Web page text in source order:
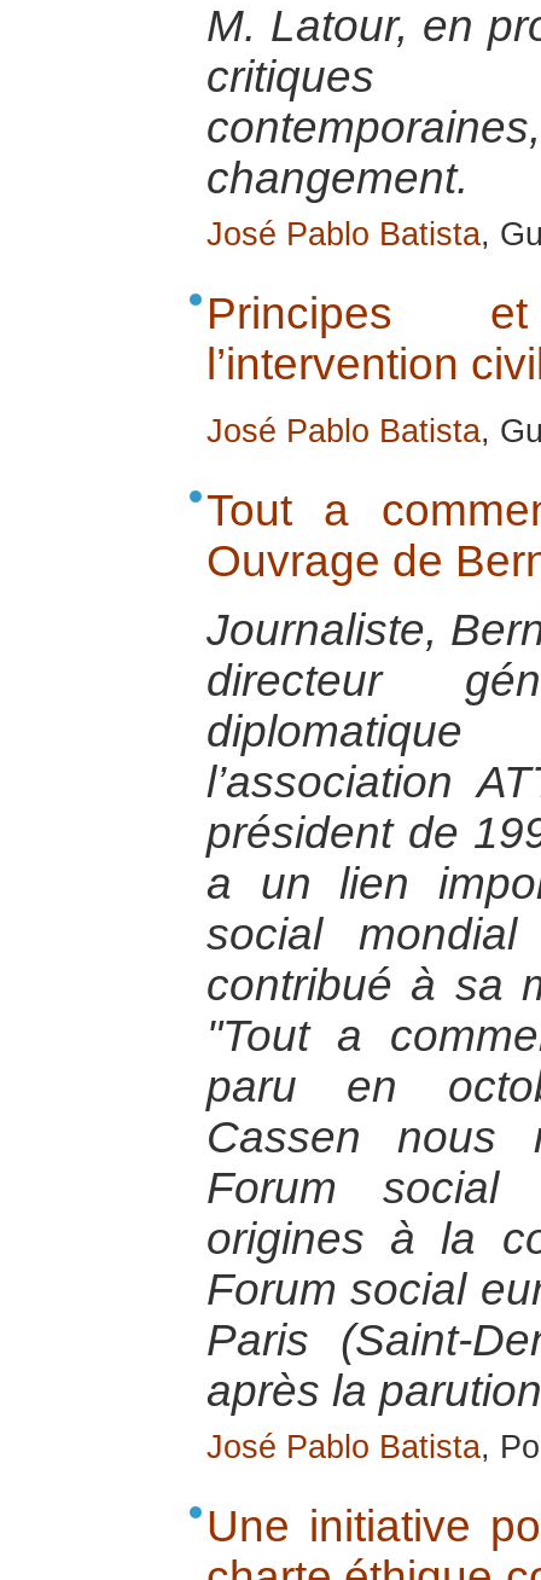
M. Latour, en
critiques
changement.
José Pablo Batista,
Principes
l’intervention
José Pablo Batista,
Tout a
Ouvrage de
Journaliste,
directeur
l’association
président de
a un lien
social
contribué à sa
"Tout a
paru en
Cassen nous
Forum
origines à la
Forum social
Paris (Saint-
après la
José Pablo Batista,
Une initiative